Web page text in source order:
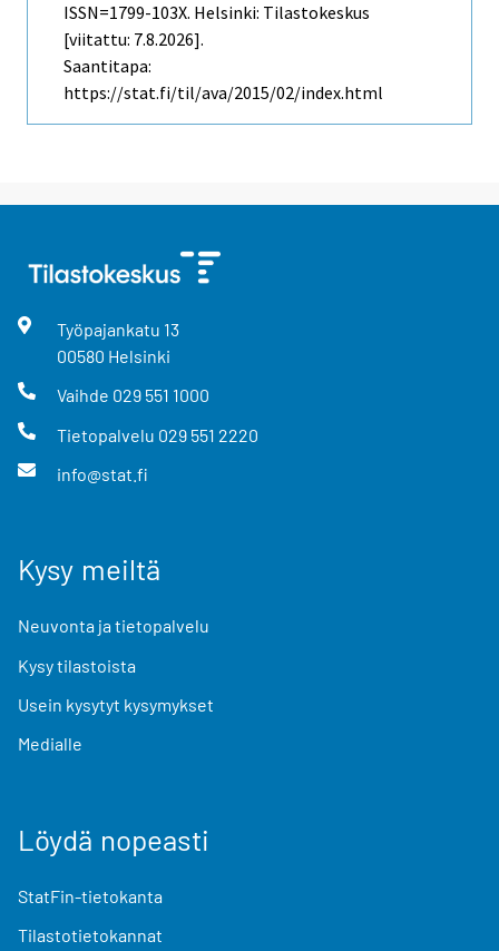
ISSN=1799-103X. Helsinki: Tilastokeskus
[viitattu: 7.8.2026].
Saantitapa:
https://stat.fi/til/ava/2015/02/index.html
Työpajankatu 13
00580 Helsinki
Vaihde 029 551 1000
Tietopalvelu 029 551 2220
info@stat.fi
Kysy meiltä
Neuvonta ja tietopalvelu
Kysy tilastoista
Usein kysytyt kysymykset
Medialle
Löydä nopeasti
StatFin-tietokanta
Tilastotietokannat